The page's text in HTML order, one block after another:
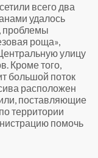
всего два
удалось
проблемы
роща»,
улицу
Кроме того,
большой поток
расположен
поставляющие
территории
помочь